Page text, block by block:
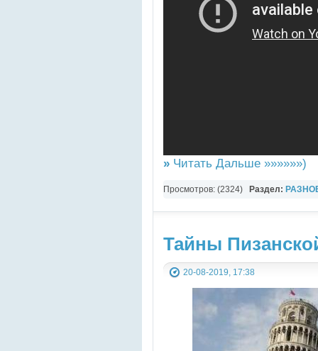
» Читать Дальше »»»»»»)
Просмотров: (2324) Раздел:
Тайны
20-08-2019, 17:38